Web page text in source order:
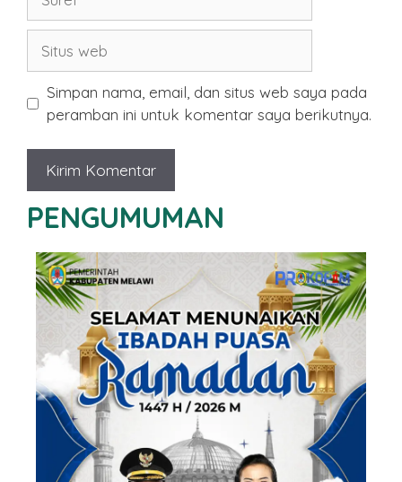
web
Simpan nama, email, dan situs web saya pada
peramban ini untuk komentar saya berikutnya.
PENGUMUMAN